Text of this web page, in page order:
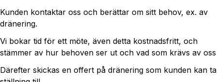
Kunden kontaktar oss och berättar om sitt behov, ex. av
dränering.
Vi bokar tid för ett möte, även detta kostnadsfritt, och
stämmer av hur behoven ser ut och vad som krävs av oss
Därefter skickas en offert på dränering som kunden kan ta